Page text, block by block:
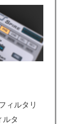
ィルタリ
ルタ